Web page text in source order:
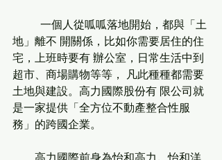
地」離不 開關係，比如你需要居住的住
宅，上班時要有 辦公室，日常生活中到
超市、商場購物等等， 凡此種種都需要
土地與建設。高力國際股份有 限公司就
是一家提供「全方位不動產整合性服
務」的跨國企業。